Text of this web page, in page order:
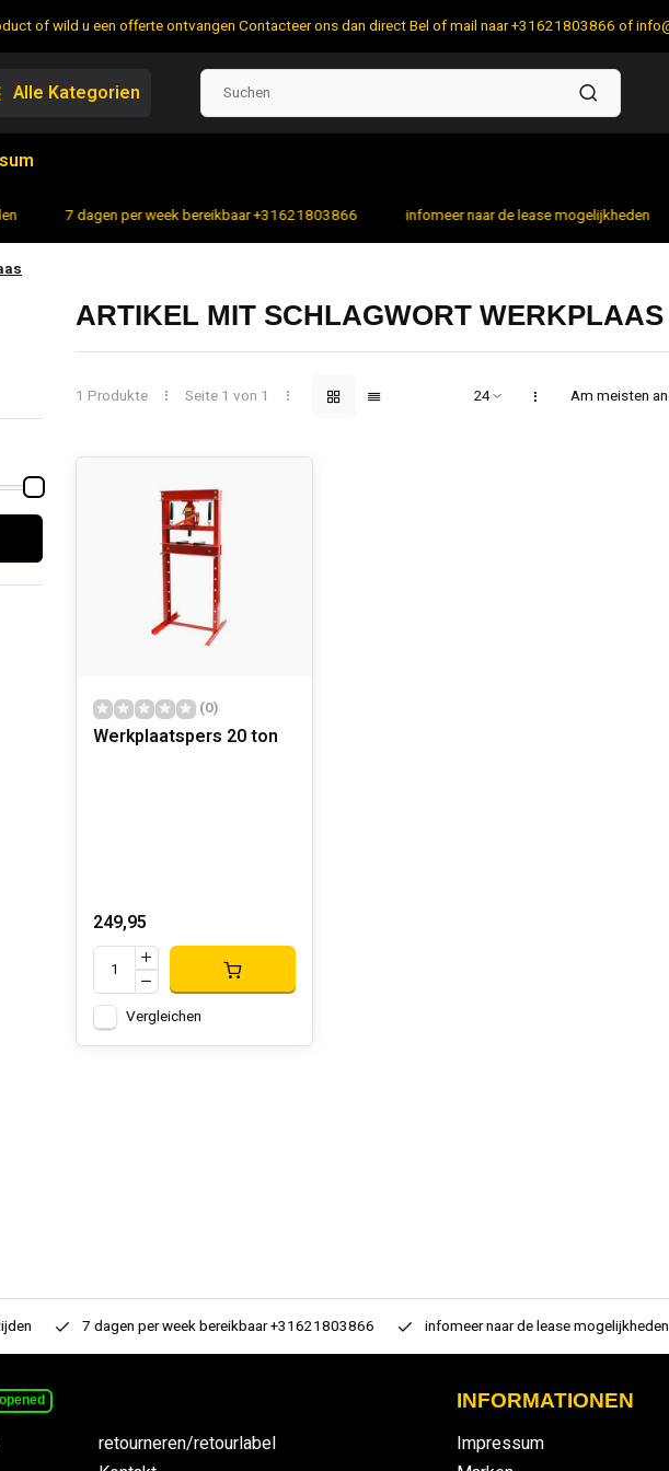
of wild u een offerte ontvangen Contacteer ons dan direct Bel of mail naar +31621803866 of
Alle Kategorien
7 dagen per week bereikbaar +31621803866 infomeer naar de lease mogelijkheden
ARTIKEL MIT SCHLAGWORT WERKPLAAS
1 Produkte Seite 1 von 1 Am meisten
(0)
Werkplaatspers 20 ton
249,95
Vergleichen
7 dagen per week bereikbaar +31621803866 infomeer naar de lease mogelijkheden
retourneren/retourlabel
INFORMATIONEN
Impressum